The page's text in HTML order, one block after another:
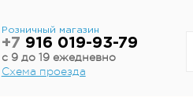
Розничный магазин
+7 916 019-93-79
с 9 до 19 ежедневно
Схема проезда